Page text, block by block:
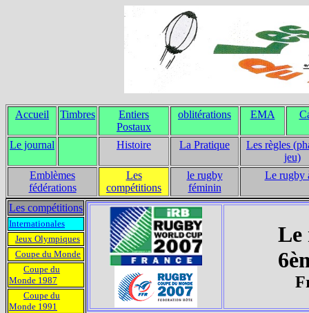
Accueil Timbres
Entiers
Postaux
oblitérations EMA
Le journal Histoire La Pratique
Les règles
jeu)
Emblèmes
fédérations
Les
compétitions
le rugby
féminin
Le rugby
Les compétitions
Le
Internationales
Jeux Olympiques
Coupe du Monde
Coupe du
Monde 1987
Coupe du
Monde 1991